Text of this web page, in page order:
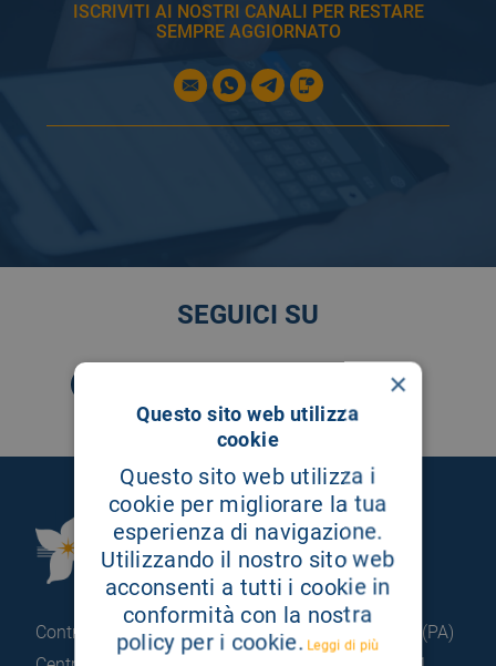
ISCRIVITI AI NOSTRI CANALI PER RESTARE
SEMPRE AGGIORNATO
SEGUICI SU
Fondazione Istituto
G.Giglio di Cefalù
Contrada Pietrapollastra - Pisciotto 90015 Cefalù (PA)
×
Questo sito web utilizza
cookie
Questo sito web utilizza i
cookie per migliorare la tua
esperienza di navigazione.
Utilizzando il nostro sito web
acconsenti a tutti i cookie in
conformità con la nostra
policy per i cookie. Leggi di più